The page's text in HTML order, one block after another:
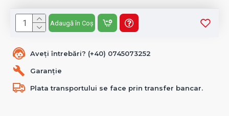
Aveți întrebări? (+40) 0745073252
Garanție
Plata transportului se face prin transfer bancar.
Adaugă în Coș